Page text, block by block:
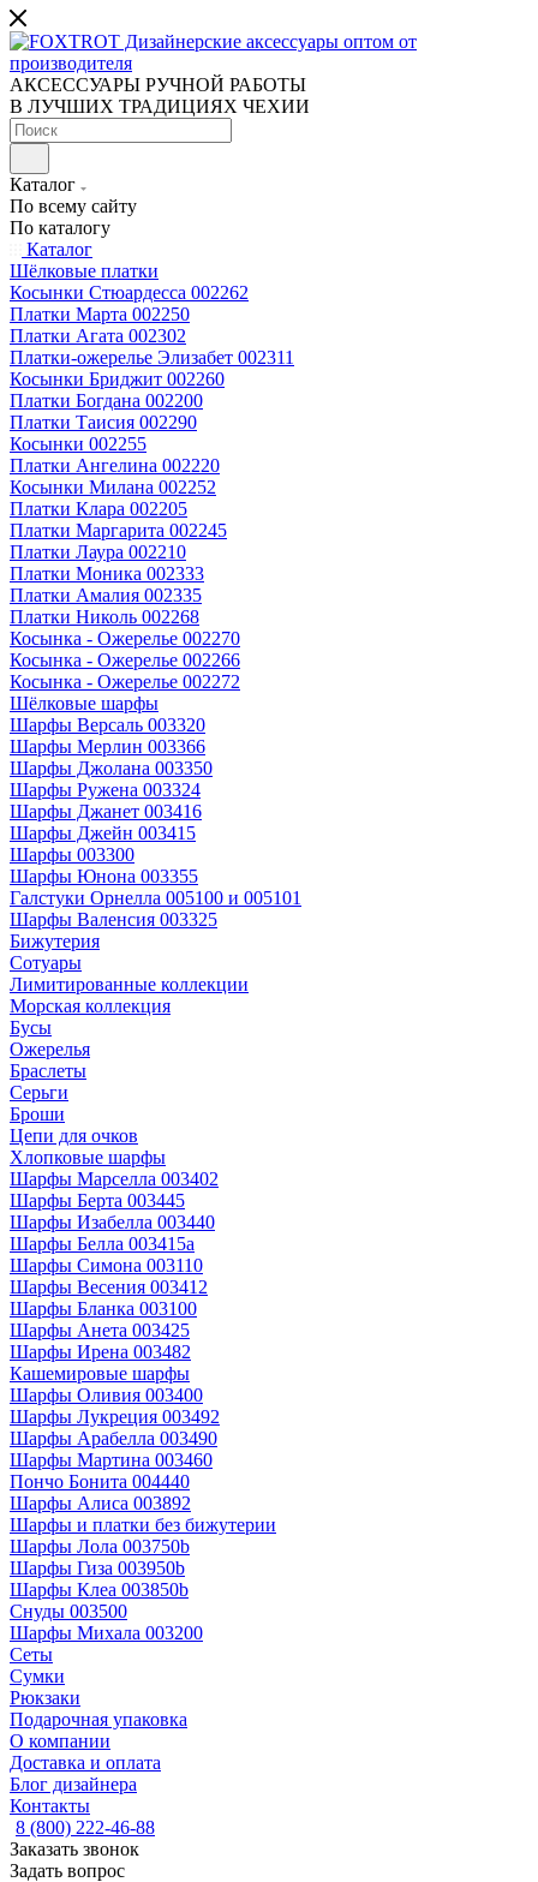
АКСЕССУАРЫ РУЧНОЙ РАБОТЫ
В ЛУЧШИХ ТРАДИЦИЯХ ЧЕХИИ
Каталог
По всему сайту
По каталогу
Каталог
Шёлковые платки
Косынки Стюардесса 002262
Платки Марта 002250
Платки Агата 002302
Платки-ожерелье Элизабет 002311
Косынки Бриджит 002260
Платки Богдана 002200
Платки Таисия 002290
Косынки 002255
Платки Ангелина 002220
Косынки Милана 002252
Платки Клара 002205
Платки Маргарита 002245
Платки Лаура 002210
Платки Моника 002333
Платки Амалия 002335
Платки Николь 002268
Косынка - Ожерелье 002270
Косынка - Ожерелье 002266
Косынка - Ожерелье 002272
Шёлковые шарфы
Шарфы Версаль 003320
Шарфы Мерлин 003366
Шарфы Джолана 003350
Шарфы Ружена 003324
Шарфы Джанет 003416
Шарфы Джейн 003415
Шарфы 003300
Шарфы Юнона 003355
Галстуки Орнелла 005100 и 005101
Шарфы Валенсия 003325
Бижутерия
Сотуары
Лимитированные коллекции
Морская коллекция
Бусы
Ожерелья
Браслеты
Серьги
Броши
Цепи для очков
Хлопковые шарфы
Шарфы Марселла 003402
Шарфы Берта 003445
Шарфы Изабелла 003440
Шарфы Белла 003415a
Шарфы Симона 003110
Шарфы Весения 003412
Шарфы Бланка 003100
Шарфы Анета 003425
Шарфы Ирена 003482
Кашемировые шарфы
Шарфы Оливия 003400
Шарфы Лукреция 003492
Шарфы Арабелла 003490
Шарфы Мартина 003460
Пончо Бонита 004440
Шарфы Алиса 003892
Шарфы и платки без бижутерии
Шарфы Лола 003750b
Шарфы Гиза 003950b
Шарфы Клеа 003850b
Снуды 003500
Шарфы Михала 003200
Сеты
Сумки
Рюкзаки
Подарочная упаковка
О компании
Доставка и оплата
Блог дизайнера
Контакты
8 (800) 222-46-88
Заказать звонок
Задать вопрос